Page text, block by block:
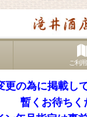
ご利
更の為に掲載
暫くお待ちく